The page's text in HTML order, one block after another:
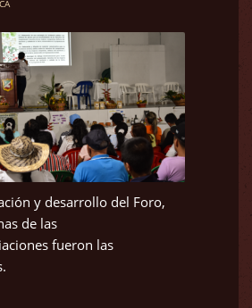
y desarrollo del Foro,
de las
fueron las